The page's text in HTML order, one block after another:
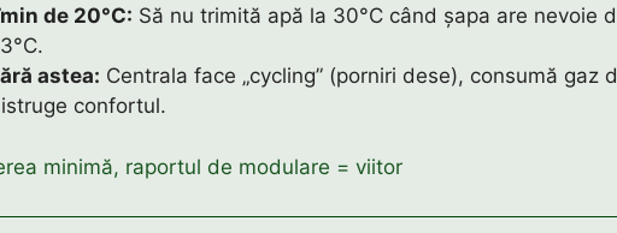
de 20°C: Să nu trimită apă la 30°C când șapa are nevoie
astea: Centrala face „cycling” (porniri dese), consumă gaz
confortul.
minimă, raportul de modulare = viitor